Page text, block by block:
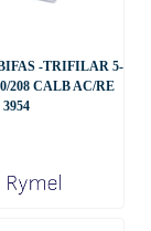
-TRIFILAR 5-
208 CALB AC/RE
3954